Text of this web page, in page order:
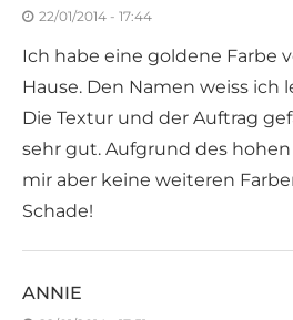
22/01/2014 - 17:44
Ich habe eine goldene Farbe
Hause. Den Namen weiss ich
Die Textur und der Auftrag
sehr gut. Aufgrund des
mir aber keine weiteren
Schade!
ANNIE